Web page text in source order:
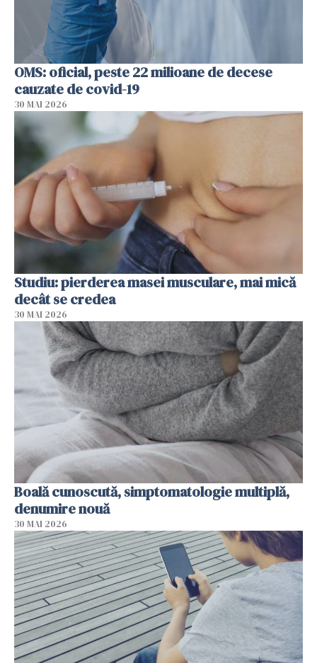
OMS: oficial, peste 22 milioane de decese
cauzate de covid-19
30 MAI 2026
Studiu: pierderea masei musculare, mai mică
decât se credea
30 MAI 2026
Boală cunoscută, simptomatologie multiplă,
denumire nouă
30 MAI 2026